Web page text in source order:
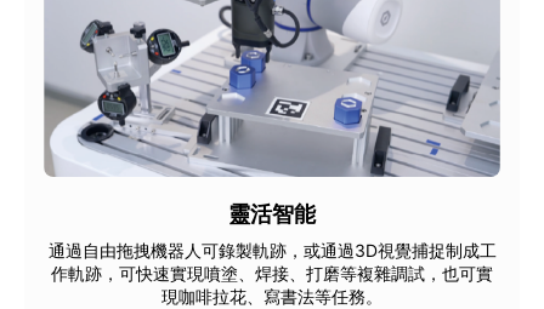
靈活智能
通過自由拖拽機器人可錄製軌跡，或通過3D視覺捕捉制成工
作軌跡，可快速實現噴塗、焊接、打磨等複雜調試，也可實
現咖啡拉花、寫書法等任務。